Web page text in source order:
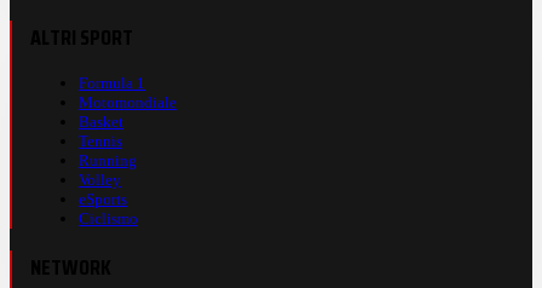
Formula 1
Motomondiale
Basket
Tennis
Running
Volley
eSports
Ciclismo